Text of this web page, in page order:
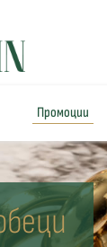
Промоции